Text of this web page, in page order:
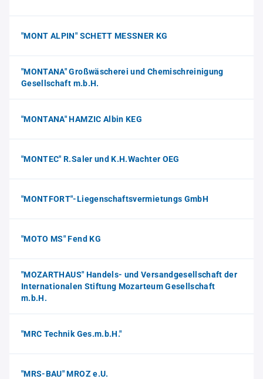
"MONT ALPIN" SCHETT MESSNER KG
"MONTANA" Großwäscherei und Chemischreinigung
Gesellschaft m.b.H.
"MONTANA" HAMZIC Albin KEG
"MONTEC" R.Saler und K.H.Wachter OEG
"MONTFORT"-Liegenschaftsvermietungs GmbH
"MOTO MS" Fend KG
"MOZARTHAUS" Handels- und Versandgesellschaft der
Internationalen Stiftung Mozarteum Gesellschaft
m.b.H.
"MRC Technik Ges.m.b.H."
"MRS-BAU" MROZ e.U.